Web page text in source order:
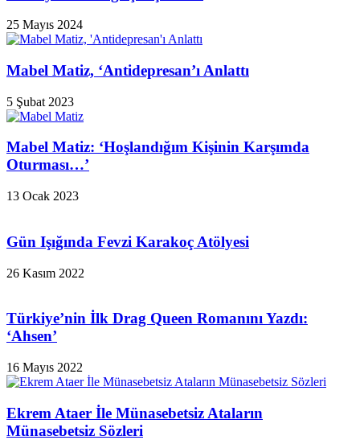
25 Mayıs 2024
Mabel Matiz, ‘Antidepresan’ı Anlattı
5 Şubat 2023
Mabel Matiz: ‘Hoşlandığım Kişinin Karşımda
Oturması…’
13 Ocak 2023
Gün Işığında Fevzi Karakoç Atölyesi
26 Kasım 2022
Türkiye’nin İlk Drag Queen Romanını Yazdı:
‘Ahsen’
16 Mayıs 2022
Ekrem Ataer İle Münasebetsiz Ataların
Münasebetsiz Sözleri